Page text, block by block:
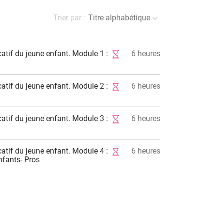
Trier par : Titre alphabétique
du jeune enfant. Module 1 : 6 heures
du jeune enfant. Module 2 : 6 heures
du jeune enfant. Module 3 : 6 heures
du jeune enfant. Module 4 :
Pros
6 heures